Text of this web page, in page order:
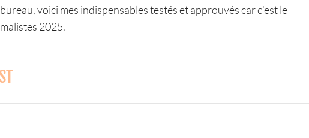
voici mes indispensables testés et approuvés car c’est le
2025.